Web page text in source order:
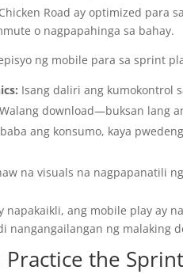
Road ay optimized para
o nagpapahinga sa bahay.
ng mobile para sa sprint
Isang daliri ang kumokontrol
Walang download—buksan lang
ang konsumo, kaya
na visuals na nagpapanatili
napakaikli, ang mobile play ay
nangangailangan ng malaking
the